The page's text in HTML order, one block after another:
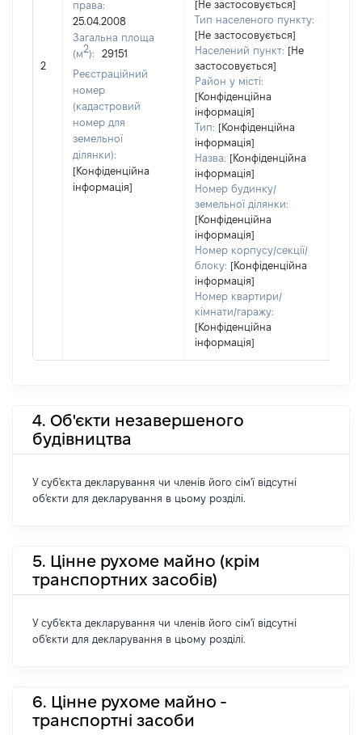
2
права:
25.04.2008
Загальна площа
(м2):
29151
Реєстраційний
номер
(кадастровий
номер для
земельної
ділянки):
[Конфіденційна
інформація]
[Не застосовується]
Тип населеного пункту:
[Не застосовується]
Населений пункт: [Не
застосовується]
Район у місті:
[Конфіденційна
інформація]
Тип: [Конфіденційна
інформація]
Назва: [Конфіденційна
інформація]
Номер будинку/
земельної ділянки:
[Конфіденційна
інформація]
Номер корпусу/секції/
блоку: [Конфіденційна
інформація]
Номер квартири/
кімнати/гаражу:
[Конфіденційна
інформація]
4. Об'єкти незавершеного
будівництва
У суб'єкта декларування чи членів його сім'ї відсутні
об'єкти для декларування в цьому розділі.
5. Цінне рухоме майно (крім
транспортних засобів)
У суб'єкта декларування чи членів його сім'ї відсутні
об'єкти для декларування в цьому розділі.
6. Цінне рухоме майно -
транспортні засоби